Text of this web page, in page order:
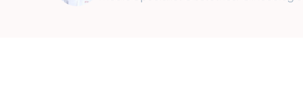
Biopsia Embrionară